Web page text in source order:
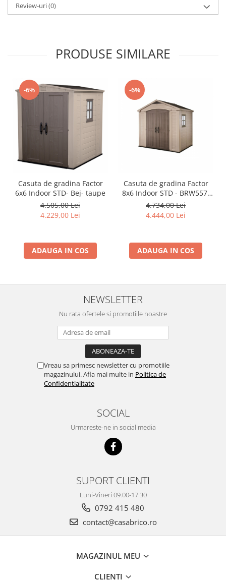
Masini de gaurit cu percutie
Aspiratoare
Masini de taiat si stantat
Multi-cuter
Rindele electrice
Masini de slefuit
Suflante cu aer cald
Masini de amestecat
Modelare si bricolaj
Lanterne acumulator
Placi compactoare
Cilindri vibrocompactori
Scarificatoare
Taietoare beton si asfalt
Transpaleti hidraulici
Review-uri(0)
PRODUSE SIMILARE
-6%
Casuta de gradina Factor
6x6 Indoor STD- Bej- taupe
4.505,00 Lei
4.229,00 Lei
ADAUGA IN COS
-6%
Casuta de gradina Factor
8x6 Indoor STD - BRW557-
Bej- taupe
4.734,00 Lei
4.444,00 Lei
ADAUGA IN COS
NEWSLETTER
Nu rata ofertele si promotiile noastre
Vreau sa primesc newsletter cu promotiile
magazinului. Afla mai multe in Politica de
Confidentialitate
SOCIAL
Urmareste-ne in social media
SUPORT CLIENTI
Luni-Vineri 09.00-17.30
0792 415 480
contact@casabrico.ro
MAGAZINUL MEU
CLIENTI